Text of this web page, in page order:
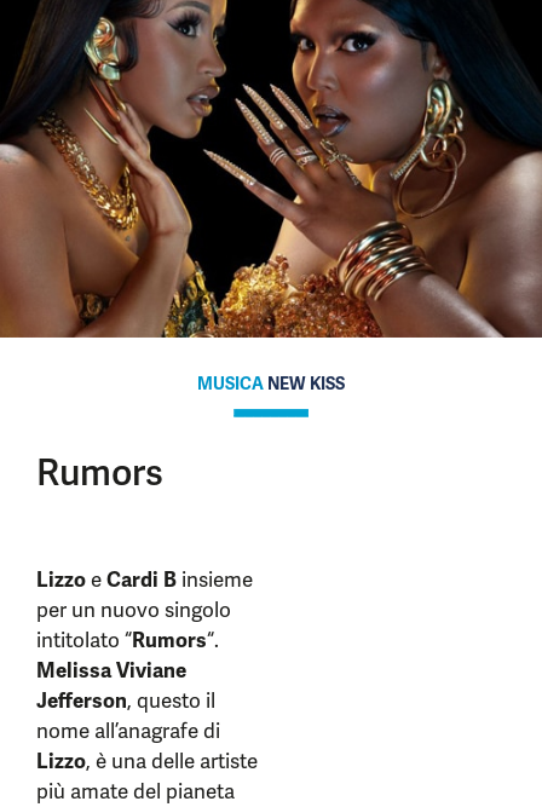
MUSICA NEW KISS
Rumors
LizzoeCardi B insieme
per un nuovo singolo
intitolato “Rumors“.
Melissa Viviane
Jefferson, questo il
nome all’anagrafe di
Lizzo, è una delle artiste
più amate del pianeta